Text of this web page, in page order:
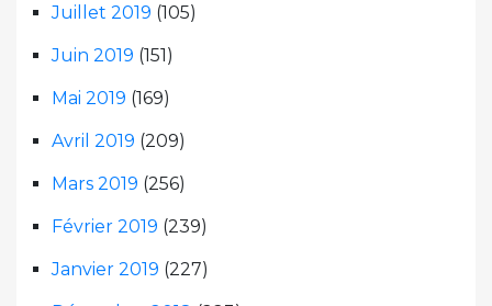
Juillet 2019 (105)
Juin 2019 (151)
Mai 2019 (169)
Avril 2019 (209)
Mars 2019 (256)
Février 2019 (239)
Janvier 2019 (227)